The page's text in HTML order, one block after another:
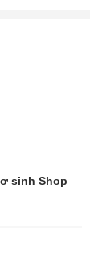
sinh Shop